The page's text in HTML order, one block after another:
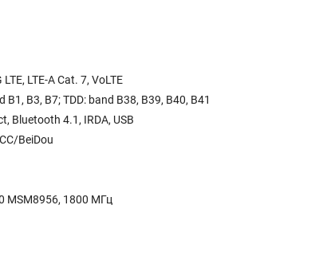
LTE-A Cat. 7, VoLTE
B3, B7; TDD: band B38, B39, B40, B41
Bluetooth 4.1, IRDA, USB
BeiDou
MSM8956, 1800 МГц